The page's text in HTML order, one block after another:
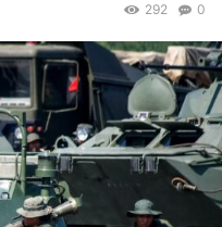
0
292